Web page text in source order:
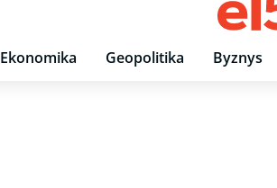
Ekonomika Geopolitika Byznys